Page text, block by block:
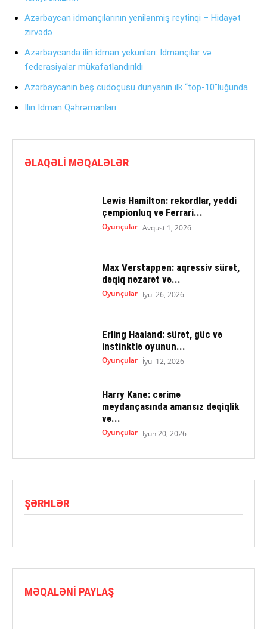
Azərbaycan idmançılarının yenilənmiş reytinqi – Hidayət
zirvədə
Azərbaycanda ilin idman yekunları: İdmançılar və
federasiyalar mükafatlandırıldı
Azərbaycanın beş cüdoçusu dünyanın ilk “top-10″luğunda
İlin İdman Qəhrəmanları
ƏLAQƏLI MƏQALƏLƏR
Lewis Hamilton: rekordlar, yeddi
çempionluq və Ferrari...
Oyunçular Avqust 1, 2026
Max Verstappen: aqressiv sürət,
dəqiq nəzarət və...
Oyunçular İyul 26, 2026
Erling Haaland: sürət, güc və
instinktlə oyunun...
Oyunçular İyul 12, 2026
Harry Kane: cərimə
meydançasında amansız dəqiqlik
və...
Oyunçular İyun 20, 2026
ŞƏRHLƏR
MƏQALƏNI PAYLAŞ